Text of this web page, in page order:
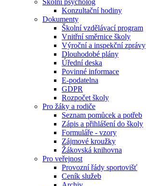
Školní psycholog
Konzultační hodiny
Dokumenty
Školní vzdělávací program
Vnitřní směrnice školy
Výroční a inspekční zprávy
Dlouhodobé plány
Úřední deska
Povinné informace
E-podatelna
GDPR
Rozpočet školy
Pro žáky a rodiče
Seznam pomůcek a potřeb
Zápis a přihlášení do školy
Formuláře - vzory
Zájmové kroužky
Žákovská knihovna
Pro veřejnost
Provozní řády sportovišť
Ceník služeb